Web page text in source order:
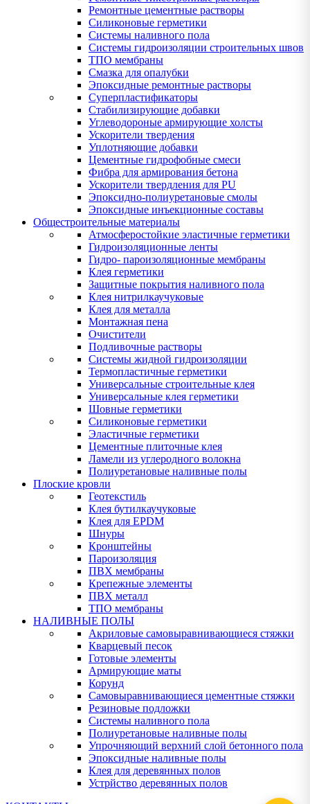
Ремонтные цементные растворы
Силиконовые герметики
Системы наливного пола
Системы гидроизоляции строительных швов
ТПО мембраны
Смазка для опалубки
Эпоксидные ремонтные растворы
Суперпластификаторы
Стабилизирующие добавки
Углеводороные армирующие холсты
Ускорители твердения
Уплотняющие добавки
Цементные гидрофобные смеси
Фибра для армирования бетона
Ускорители твердления для PU
Эпоксидно-полиуретановые смолы
Эпоксидные инъекционные составы
Общестроительные материалы
Атмосферостойкие эластичные герметики
Гидроизоляционные ленты
Гидро- пароизоляционные мембраны
Клея герметики
Защитные покрытия наливного пола
Клея нитрилкаучуковые
Клея для металла
Монтажная пена
Очистители
Подливочные растворы
Системы жидной гидроизоляции
Термопластичные герметики
Универсальные строительные клея
Универсальные клея герметики
Шовные герметики
Силиконовые герметики
Эластичные герметики
Цементные плиточные клея
Ламели из углеродного волокна
Полиуретановые наливные полы
Плоские кровли
Геотекстиль
Клея бутилкаучуковые
Клея для EPDM
Шнуры
Кронштейны
Пароизоляция
ПВХ мембраны
Крепежные элементы
ПВХ металл
ТПО мембраны
НАЛИВНЫЕ ПОЛЫ
Акриловые самовыравнивающиеся стяжки
Кварцевый песок
Готовые элементы
Армирующие маты
Корунд
Самовыравнивающиеся цементные стяжки
Резиновые подложки
Системы наливного пола
Полиуретановые наливные полы
Упрочняющий верхний слой бетонного пола
Эпоксидные наливные полы
Клея для деревянных полов
Устрйство деревянных полов